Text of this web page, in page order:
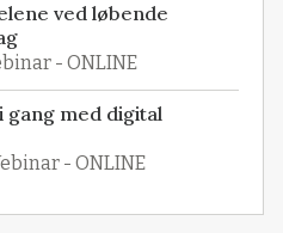
ved løbende
- ONLINE
gang med digital
- ONLINE